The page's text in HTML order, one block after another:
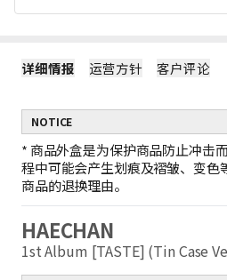
详细情报 运营方针 客户评论
NOTICE
* 商品外盒是为保护商品防止冲击
程中可能会产生划痕及褶皱、变色
商品的退换理由。
HAECHAN
1st Album [TASTE] (Tin Case